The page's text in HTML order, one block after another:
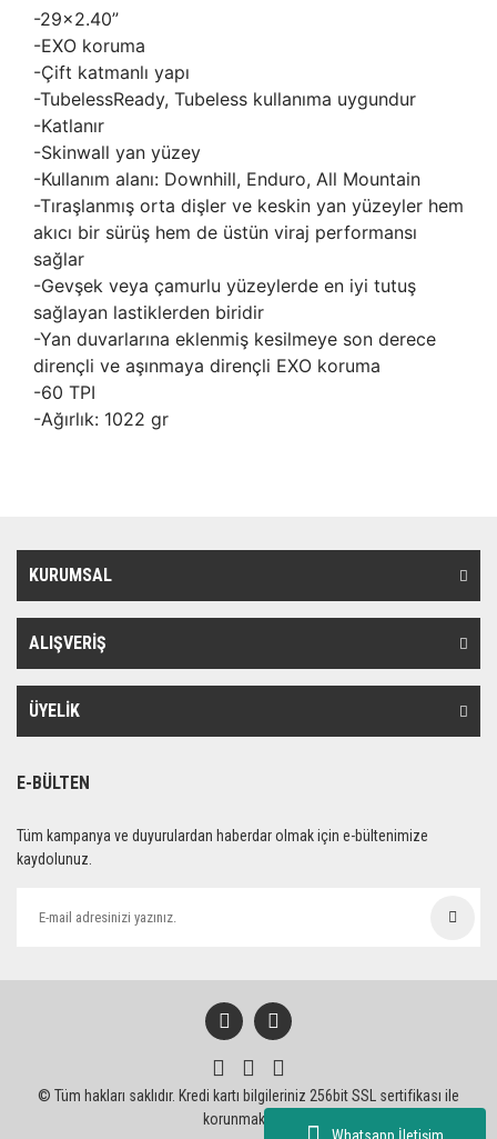
Whatsapp İletişim
-29x2.40”
-EXO koruma
-Çift katmanlı yapı
-TubelessReady, Tubeless kullanıma uygundur
-Katlanır
-Skinwall yan yüzey
-Kullanım alanı: Downhill, Enduro, All Mountain
-Tıraşlanmış orta dişler ve keskin yan yüzeyler hem
akıcı bir sürüş hem de üstün viraj performansı
sağlar
-Gevşek veya çamurlu yüzeylerde en iyi tutuş
sağlayan lastiklerden biridir
-Yan duvarlarına eklenmiş kesilmeye son derece
dirençli ve aşınmaya dirençli EXO koruma
-60 TPI
-Ağırlık: 1022 gr
KURUMSAL
ALIŞVERİŞ
ÜYELİK
E-BÜLTEN
Tüm kampanya ve duyurulardan haberdar olmak için e-bültenimize
kaydolunuz.
© Tüm hakları saklıdır. Kredi kartı bilgileriniz 256bit SSL sertifikası ile
korunmaktadır.